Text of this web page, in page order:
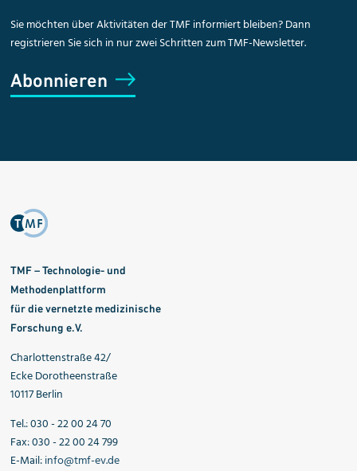
Sie möchten über Aktivitäten der TMF informiert bleiben? Dann
registrieren Sie sich in nur zwei Schritten zum TMF-Newsletter.
Abonnieren
TMF – Technologie- und
Methodenplattform
für die vernetzte medizinische
Forschung e.V.
Charlottenstraße 42/
Ecke Dorotheenstraße
10117 Berlin
Tel.: 030 - 22 00 24 70
Fax: 030 - 22 00 24 799
E-Mail:info@tmf-ev.de